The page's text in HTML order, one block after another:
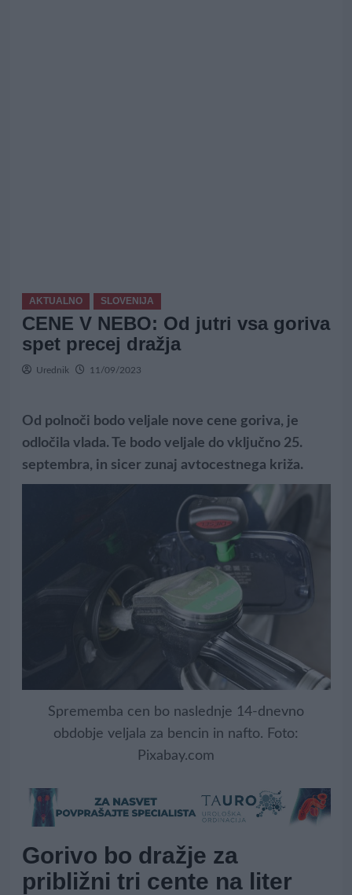
AKTUALNO SLOVENIJA
CENE V NEBO: Od jutri vsa goriva
spet precej dražja
Urednik 11/09/2023
Od polnoči bodo veljale nove cene goriva, je
odločila vlada. Te bodo veljale do vključno 25.
septembra, in sicer zunaj avtocestnega križa.
Sprememba cen bo naslednje 14-dnevno
obdobje veljala za bencin in nafto. Foto:
Pixabay.com
Gorivo bo dražje za
približni tri cente na liter